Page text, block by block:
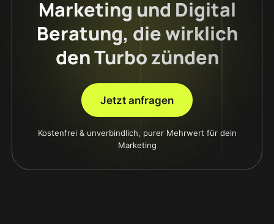
Marketing und Digital
Beratung, die wirklich
den Turbo zünden
Jetzt anfragen
Kostenfrei & unverbindlich, purer Mehrwert für dein
Marketing